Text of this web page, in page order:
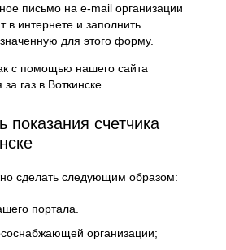
письмо на e-mail организации
в интернете и заполнить
для этого форму.
с помощью нашего сайта
газ в Воткинске.
показания счетчика
сделать следующим образом:
портала.
организации;